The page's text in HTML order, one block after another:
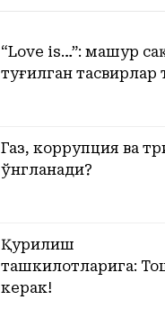
“Love is…”: машҳур
туғилган тасвирлар
Газ, коррупция ва
ўнгланади?
Қурилиш
ташкилотларига:
керак!